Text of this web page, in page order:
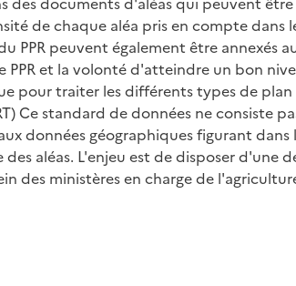
de chaque aléa pris en compte dans
PPR peuvent également être annexés
et la volonté d'atteindre un bon
pour traiter les différents types de
Ce standard de données ne consiste
données géographiques figurant dans
aléas. L'enjeu est de disposer d'une
des ministères en charge de